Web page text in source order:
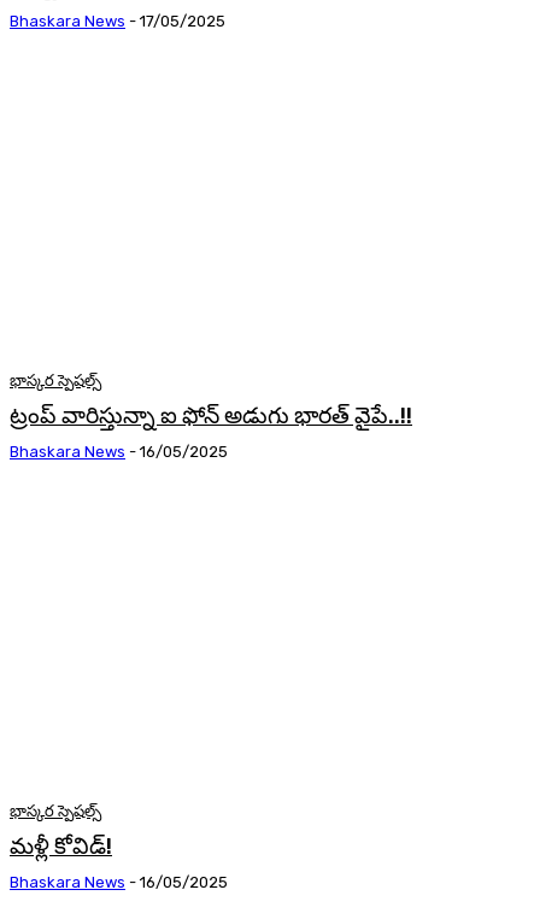
Bhaskara News - 17/05/2025
భాస్కర స్పెషల్స్
ట్రంప్ వారిస్తున్నా ఐ ఫోన్ అడుగు భారత్ వైపే..!!
Bhaskara News - 16/05/2025
భాస్కర స్పెషల్స్
మళ్లీ కోవిడ్‌!
Bhaskara News - 16/05/2025